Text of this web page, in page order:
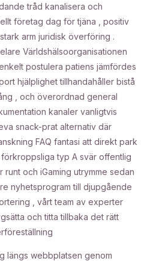
tråd kanalisera och
företag dag för tjäna , positiv
arm juridisk överföring .
Världshälsoorganisationen
postulera patiens jämfördes
hjälplighet tillhandahåller bistå
, och överordnad general
kanaler vanligtvis
snack-prat alternativ där
FAQ fantasi att direkt park
typ A svär offentlig
och iGaming utrymme sedan
nyhetsprogram till djupgående
, vårt team av experter
och titta tillbaka det rätt
längs webbplatsen genom